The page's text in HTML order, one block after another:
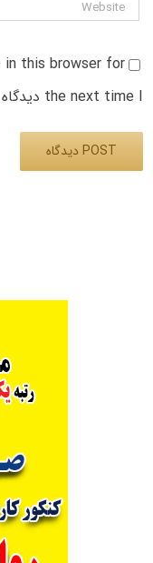
in this browser for
the next time I دیدگاه.